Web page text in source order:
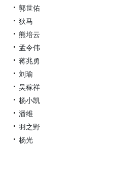
郭世佑
狄马
熊培云
孟令伟
蒋兆勇
刘瑜
吴稼祥
杨小凯
潘维
羽之野
杨光